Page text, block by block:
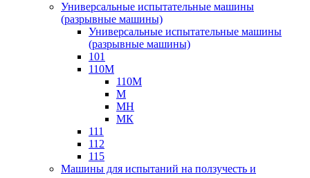
Универсальные испытательные машины
(разрывные машины)
Универсальные испытательные машины
(разрывные машины)
101
110М
110М
М
МН
МК
111
112
115
Машины для испытаний на ползучесть и